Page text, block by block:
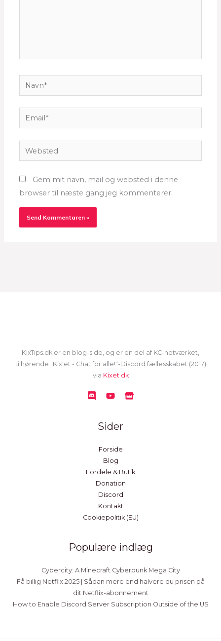
Navn*
Email*
Websted
Gem mit navn, mail og websted i denne
browser til næste gang jeg kommenterer.
KixTips.dk er en blog-side, og er en del af KC-netværket,
tilhørende "Kix'et - Chat for alle!"-Discord fællesskabet (2017)
via Kixet.dk
Sider
Forside
Blog
Fordele & Butik
Donation
Discord
Kontakt
Cookiepolitik (EU)
Populære indlæg
Cybercity: A Minecraft Cyberpunk Mega City
Få billig Netflix 2025 | Sådan mere end halvere du prisen på
dit Netflix-abonnement
How to Enable Discord Server Subscription Outside of the US